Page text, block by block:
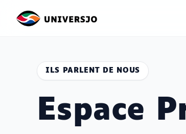
ILS PARLENT DE NOUS
Espace